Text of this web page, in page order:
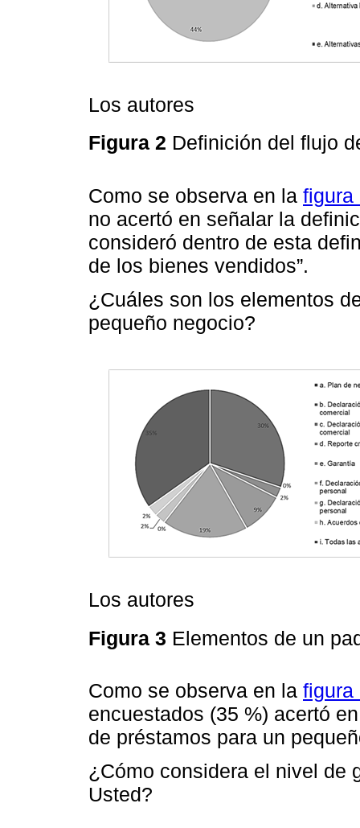
Los autores
Figura 2 Definición del flujo
Como se observa en la figura
no acertó en señalar la
consideró dentro de esta
de los bienes vendidos”.
¿Cuáles son los elementos
pequeño negocio?
Los autores
Figura 3 Elementos de un
Como se observa en la figura
encuestados (35 %) acertó
de préstamos para un
¿Cómo considera el nivel de
Usted?